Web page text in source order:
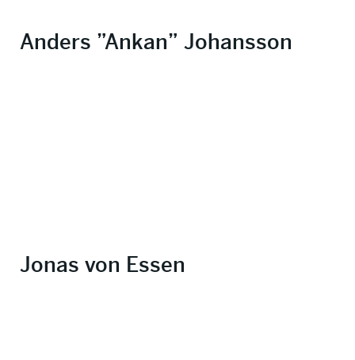
Anders ”Ankan” Johansson
Jonas von Essen